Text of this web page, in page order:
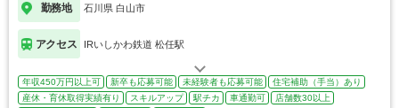
勤務地 石川県 白山市
アクセス IRいしかわ鉄道 松任駅
年収450万円以上可 新卒も応募可能 未経験者も応募可能
住宅補助（手当）あり
産休・育休取得実績有り
スキルアップ 駅チカ 車通勤可
店舗数30以上